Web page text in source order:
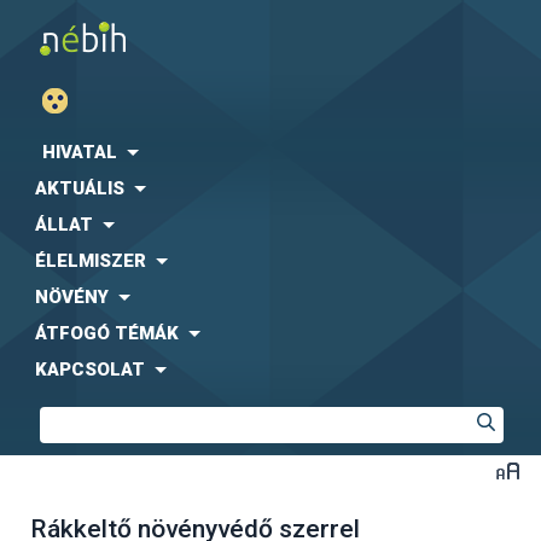
HIVATAL
AKTUÁLIS
ÁLLAT
ÉLELMISZER
NÖVÉNY
ÁTFOGÓ TÉMÁK
KAPCSOLAT
Rákkeltő növényvédő szerrel